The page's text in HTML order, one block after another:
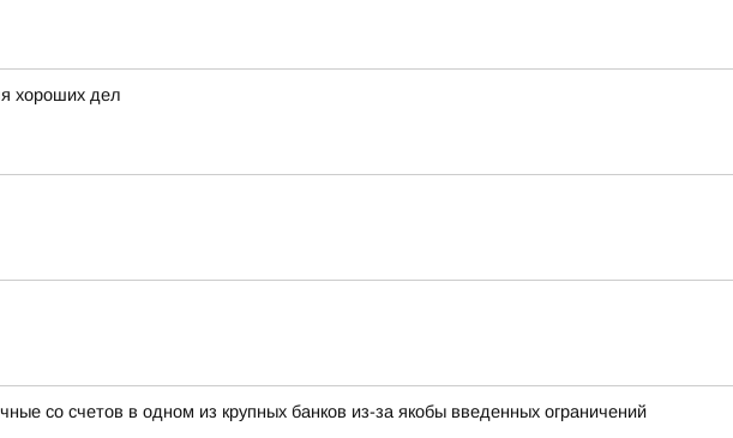
хороших дел
со счетов в одном из крупных банков из-за якобы введенных ограничений